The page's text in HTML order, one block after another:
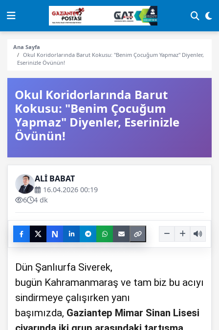
Ana Sayfa
Okul Koridorlarında Barut Kokusu: "Benim Çocuğum Yapmaz" Diyenler,
Eserinizle Övünün!
Okul Koridorlarında Barut
Kokusu: "Benim Çocuğum
Yapmaz" Diyenler, Eserinizle
Övünün!
ALİ BABAT
16.04.2026 00:19
6
4 dk
N
Dün Şanlıurfa Siverek,
bugün Kahramanmaraş ve tam biz bu acıyı
sindirmeye çalışırken yanı
başımızda, Gaziantep Mimar Sinan Lisesi